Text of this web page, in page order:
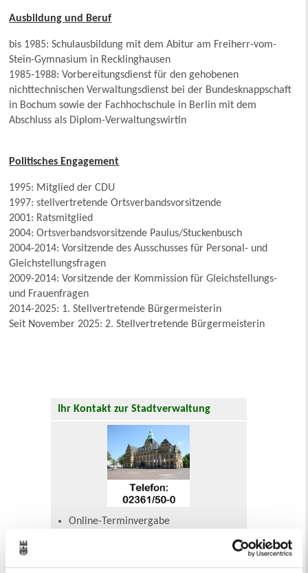
Ausbildung und Beruf
bis 1985: Schulausbildung mit dem Abitur am Freiherr-vom-
Stein-Gymnasium in Recklinghausen
1985-1988: Vorbereitungsdienst für den gehobenen
nichttechnischen Verwaltungsdienst bei der Bundesknappschaft
in Bochum sowie der Fachhochschule in Berlin mit dem
Abschluss als Diplom-Verwaltungswirtin
Politisches Engagement
1995: Mitglied der CDU
1997: stellvertretende Ortsverbandsvorsitzende
2001: Ratsmitglied
2004: Ortsverbandsvorsitzende Paulus/Stuckenbusch
2004-2014: Vorsitzende des Ausschusses für Personal- und
Gleichstellungsfragen
2009-2014: Vorsitzende der Kommission für Gleichstellungs-
und Frauenfragen
2014-2025: 1. Stellvertretende Bürgermeisterin
Seit November 2025: 2. Stellvertretende Bürgermeisterin
Ihr Kontakt zur Stadtverwaltung
Online-Terminvergabe
und Unterhalt